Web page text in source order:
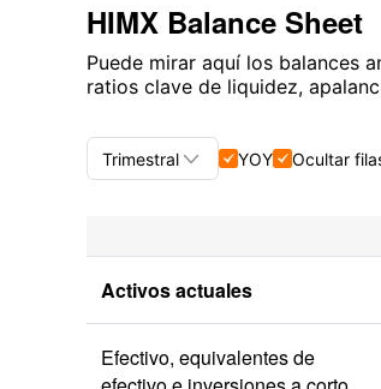
HIMX Balance Sheet
Puede mirar aquí los balances
ratios clave de liquidez,
Trimestral 
Trimestral
Anual
YOY Ocultar
Activos actuales
Efectivo, equivalentes de